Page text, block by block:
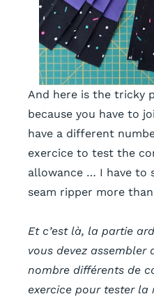
And here is the tricky
because you have to
have a different
exercice to test the
allowance … I have to
seam ripper more
Et c’est là, la partie
vous devez assembler
nombre différents de
exercice pour tester la